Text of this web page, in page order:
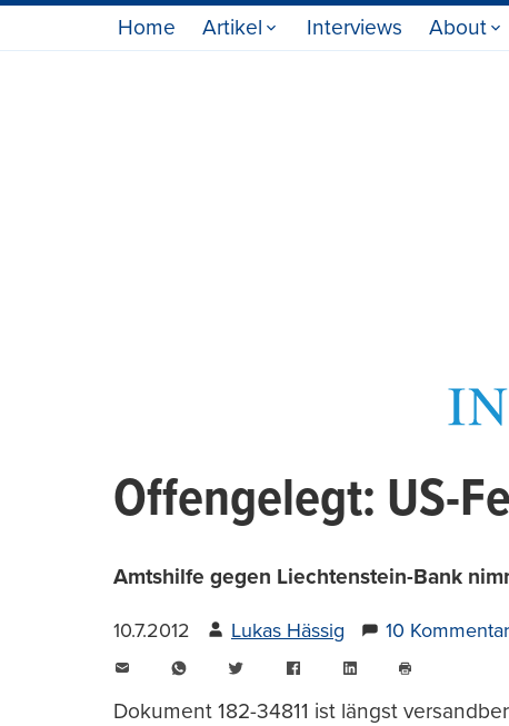
Home Artikel Interviews About
Offengelegt: US-
Amtshilfe gegen Liechtenstein-Bank
10.7.2012 Lukas Hässig 10
WhatsAppTwitter FacebookLinkedIn
Dokument 182-34811 ist längst